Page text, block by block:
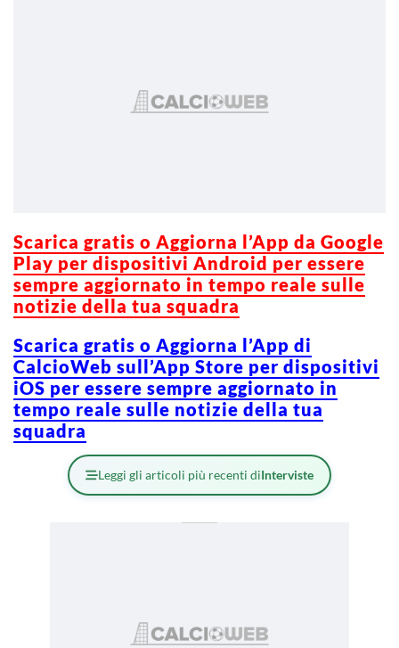
Scarica gratis o Aggiorna l’App da Google
Play per dispositivi Android per essere
sempre aggiornato in tempo reale sulle
notizie della tua squadra
Scarica gratis o Aggiorna l’App di
CalcioWeb sull’App Store per dispositivi
iOS per essere sempre aggiornato in
tempo reale sulle notizie della tua
squadra
Leggi gli articoli più recenti diInterviste